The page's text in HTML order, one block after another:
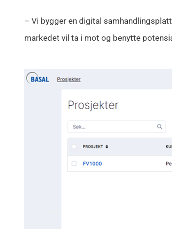
– Vi bygger en digital
markedet vil ta i mot og benytte